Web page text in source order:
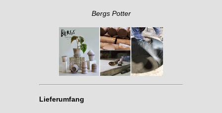
Bergs Potter
Lieferumfang